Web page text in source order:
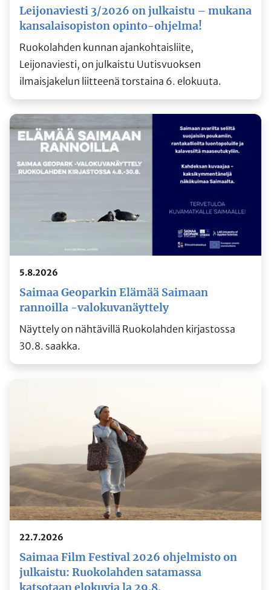
Leijonaviesti 3/2026 on julkaistu – mukana
kansalaisopiston opinto-ohjelma!
Ruokolahden kunnan ajankohtaisliite,
Leijonaviesti, on julkaistu Uutisvuoksen
ilmaisjakelun liitteenä torstaina 6. elokuuta.
5.8.2026
Saimaa Geoparkin Elämää Saimaan
rannoilla -valokuvanäyttely
Näyttely on nähtävillä Ruokolahden kirjastossa
30.8. saakka.
22.7.2026
Saimaa Film Festival 2026 ohjelmisto on
julkaistu: Ruokolahden satamassa